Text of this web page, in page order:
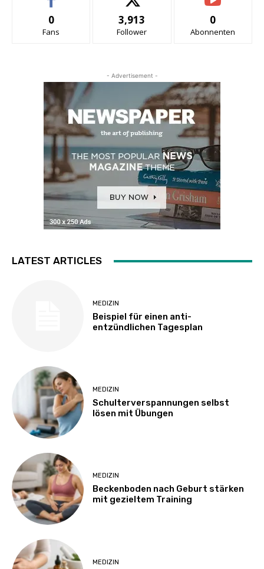
0
Fans
3,913
Follower
0
Abonnenten
- Advertisement -
LATEST ARTICLES
MEDIZIN
Beispiel für einen anti-
entzündlichen Tagesplan
MEDIZIN
Schulterverspannungen selbst
lösen mit Übungen
MEDIZIN
Beckenboden nach Geburt stärken
mit gezieltem Training
MEDIZIN